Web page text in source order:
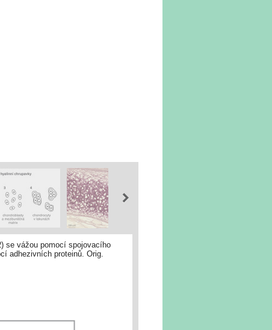
se vážou pomocí spojovacího
adhezivních proteinů. Orig.